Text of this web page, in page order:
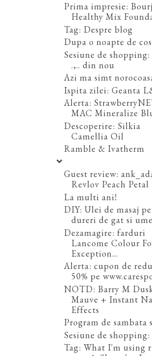
Prima impresie:
Healthy Mix
Tag: Despre blog
Dupa o noapte de
Sesiune de
.,.. din nou
Azi ma simt
Ispita zilei: Geanta
Alerta:
MAC Mineralize
Descoperire: Silkia
Camellia Oil
Ramble & Ivatherm
Guest review:
Revlov Peach Petal
La multi ani!
DIY: Ulei de masaj
dureri de gat si
Dezamagire: farduri
Lancome Colour
Exception...
Alerta: cupon de
50% pe
NOTD: Barry M
Mauve + Instant
Effects
Program de sambata
Sesiune de
Tag: What I'm using